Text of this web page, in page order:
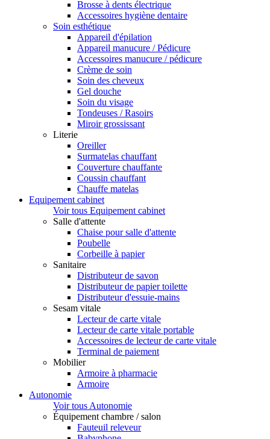
Brosse à dents électrique
Accessoires hygiène dentaire
Soin esthétique
Appareil d'épilation
Appareil manucure / Pédicure
Accessoires manucure / pédicure
Crème de soin
Soin des cheveux
Gel douche
Soin du visage
Tondeuses / Rasoirs
Miroir grossissant
Literie
Oreiller
Surmatelas chauffant
Couverture chauffante
Coussin chauffant
Chauffe matelas
Equipement cabinet
Voir tous Equipement cabinet
Salle d'attente
Chaise pour salle d'attente
Poubelle
Corbeille à papier
Sanitaire
Distributeur de savon
Distributeur de papier toilette
Distributeur d'essuie-mains
Sesam vitale
Lecteur de carte vitale
Lecteur de carte vitale portable
Accessoires de lecteur de carte vitale
Terminal de paiement
Mobilier
Armoire à pharmacie
Armoire
Autonomie
Voir tous Autonomie
Équipement chambre / salon
Fauteuil releveur